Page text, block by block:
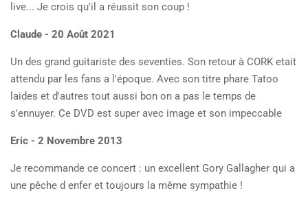
live... Je crois qu'il a réussit son coup !
Claude - 20 Août 2021
Un des grand guitariste des seventies. Son retour à CORK etait
attendu par les fans a l'époque. Avec son titre phare Tatoo
laides et d'autres tout aussi bon on a pas le temps de
s'ennuyer. Ce DVD est super avec image et son impeccable
Eric - 2 Novembre 2013
Je recommande ce concert : un excellent Gory Gallagher qui a
une pêche d enfer et toujours la même sympathie !